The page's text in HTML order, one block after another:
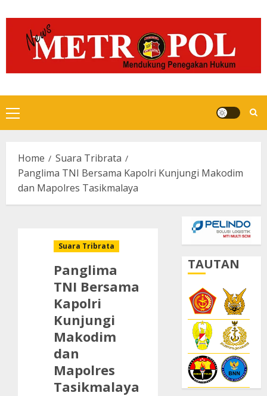
to
content
Primary
Menu
Home
Suara Tribrata
Panglima TNI Bersama Kapolri Kunjungi Makodim
dan Mapolres Tasikmalaya
Suara Tribrata
Panglima
TNI Bersama
Kapolri
Kunjungi
Makodim
dan
Mapolres
Tasikmalaya
TAUTAN